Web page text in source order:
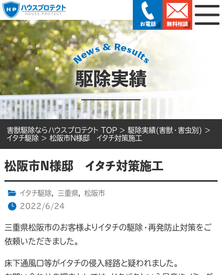
駆除実績
害獣駆除ならハウスプロテクト TOP > 駆除実績(害獣・害虫別) >
イタチ駆除 > 松阪市N様邸 イタチ対策施工
松阪市N様邸 イタチ対策施工
イタチ駆除, 三重県,
松阪市
2022/6/24
三重県松阪市のお客様よりイタチの駆除・再発防止対策をご
依頼いただきました。
床下通風口等がイタチの侵入経路と疑われました。